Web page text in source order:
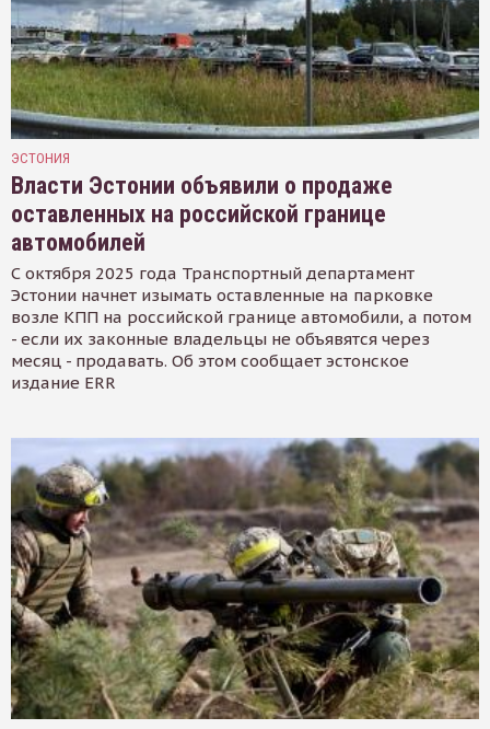
ЭСТОНИЯ
Власти Эстонии объявили о продаже
оставленных на российской границе
автомобилей
С октября 2025 года Транспортный департамент
Эстонии начнет изымать оставленные на парковке
возле КПП на российской границе автомобили, а потом
- если их законные владельцы не объявятся через
месяц - продавать. Об этом сообщает эстонское
издание ERR